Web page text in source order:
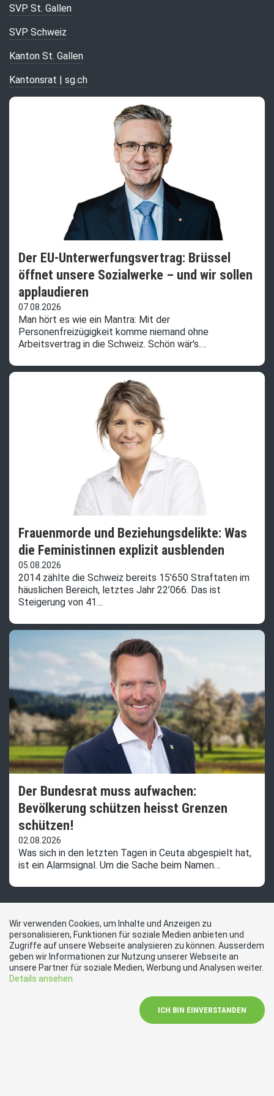
SVP St. Gallen
SVP Schweiz
Kanton St. Gallen
Kantonsrat | sg.ch
Der EU-Unterwerfungsvertrag: Brüssel
öffnet unsere Sozialwerke – und wir sollen
applaudieren
07.08.2026
Man hört es wie ein Mantra: Mit der
Personenfreizügigkeit komme niemand ohne
Arbeitsvertrag in die Schweiz. Schön wär's.…
Frauenmorde und Beziehungsdelikte: Was
die Feministinnen explizit ausblenden
05.08.2026
2014 zählte die Schweiz bereits 15’650 Straftaten im
häuslichen Bereich, letztes Jahr 22’066. Das ist
Steigerung von 41…
Der Bundesrat muss aufwachen:
Bevölkerung schützen heisst Grenzen
schützen!
02.08.2026
Was sich in den letzten Tagen in Ceuta abgespielt hat,
ist ein Alarmsignal. Um die Sache beim Namen…
Kontakt
SVP Kreispartei See-Gaster
Rankhöhenstrasse 4
Wir verwenden Cookies, um Inhalte und Anzeigen zu
personalisieren, Funktionen für soziale Medien anbieten und
Zugriffe auf unsere Webseite analysieren zu können. Ausserdem
geben wir Informationen zur Nutzung unserer Webseite an
unsere Partner für soziale Medien, Werbung und Analysen weiter.
Details ansehen
ICH BIN EINVERSTANDEN